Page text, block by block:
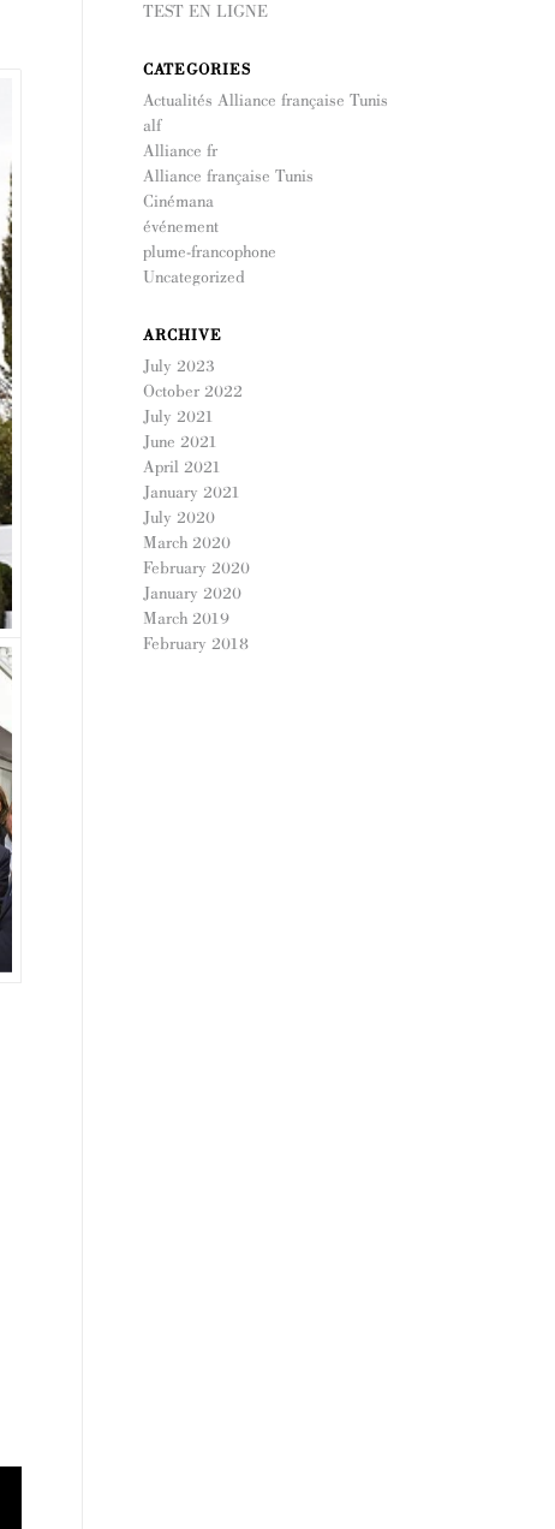
TEST EN LIGNE
CATEGORIES
Actualités Alliance française Tunis
alf
Alliance fr
Alliance française Tunis
Cinémana
événement
plume-francophone
Uncategorized
ARCHIVE
July 2023
October 2022
July 2021
June 2021
April 2021
January 2021
July 2020
March 2020
February 2020
January 2020
March 2019
February 2018